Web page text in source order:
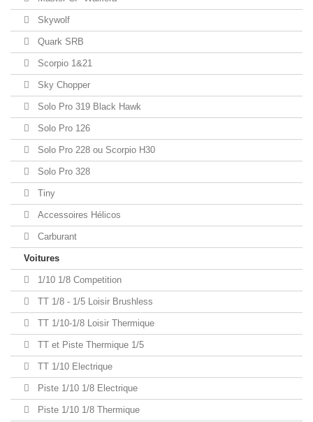
Skywolf
Quark SRB
Scorpio 1&21
Sky Chopper
Solo Pro 319 Black Hawk
Solo Pro 126
Solo Pro 228 ou Scorpio H30
Solo Pro 328
Tiny
Accessoires Hélicos
Carburant
Voitures
1/10 1/8 Competition
TT 1/8 - 1/5 Loisir Brushless
TT 1/10-1/8 Loisir Thermique
TT et Piste Thermique 1/5
TT 1/10 Electrique
Piste 1/10 1/8 Electrique
Piste 1/10 1/8 Thermique